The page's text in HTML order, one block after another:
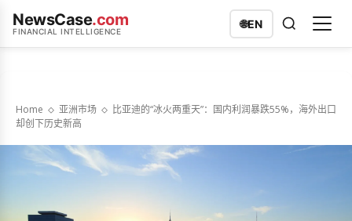
NewsCase.com
FINANCIAL INTELLIGENCE
🌐EN
Home 亚洲市场
比亚迪的“冰火两重天”：国内利润暴跌55%，海外出口
却创下历史新高